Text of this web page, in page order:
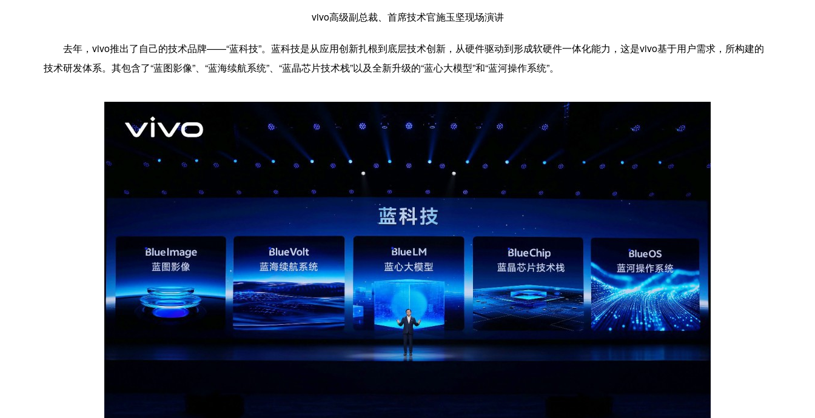
vivo高级副总裁、首席技术官施玉坚现场演讲
去年，vivo推出了自己的技术品牌——“蓝科技”。蓝科技是从应用创新扎根到底层技术创新，从硬件驱动到形成软硬件一体化能力，这是vivo基于用户需求，所构建的
技术研发体系。其包含了“蓝图影像”、“蓝海续航系统”、“蓝晶芯片技术栈”以及全新升级的“蓝心大模型”和“蓝河操作系统”。